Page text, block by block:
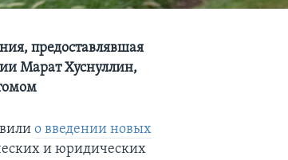
предоставлявшая
Марат Хуснуллин,
о введении новых
и юридических